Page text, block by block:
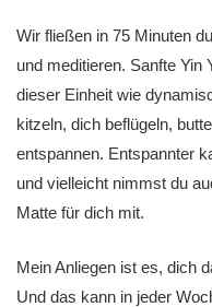
Wir fließen in 75 Minuten
und meditieren. Sanfte Yin
dieser Einheit wie
kitzeln, dich beflügeln,
entspannen. Entspannter
und vielleicht nimmst du
Matte für dich mit.
Mein Anliegen ist es, dich
Und das kann in jeder